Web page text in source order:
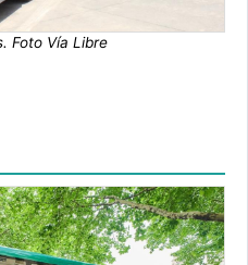
Foto Vía Libre